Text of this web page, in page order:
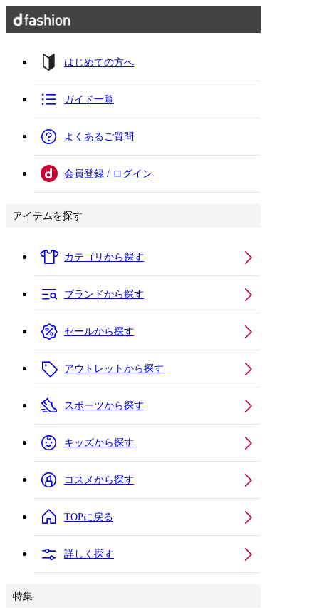
はじめての方へ
ガイド一覧
よくあるご質問
会員登録 / ログイン
アイテムを探す
カテゴリから探す
ブランドから探す
セールから探す
アウトレットから探す
スポーツから探す
キッズから探す
コスメから探す
TOPに戻る
詳しく探す
特集